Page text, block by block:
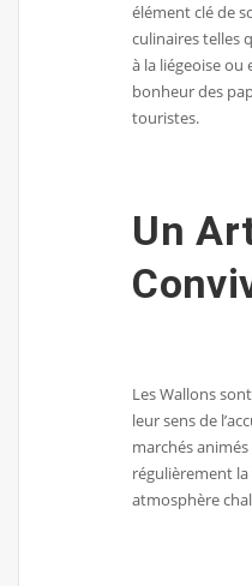
élément clé de
culinaires telles
à la liégeoise
bonheur des
touristes.
Un
Les Wallons
leur sens de
marchés
régulièrement
atmosphère